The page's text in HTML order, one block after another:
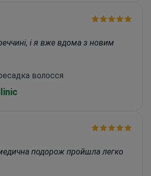
і я вже вдома з новим
волосся
подорож пройшла легко